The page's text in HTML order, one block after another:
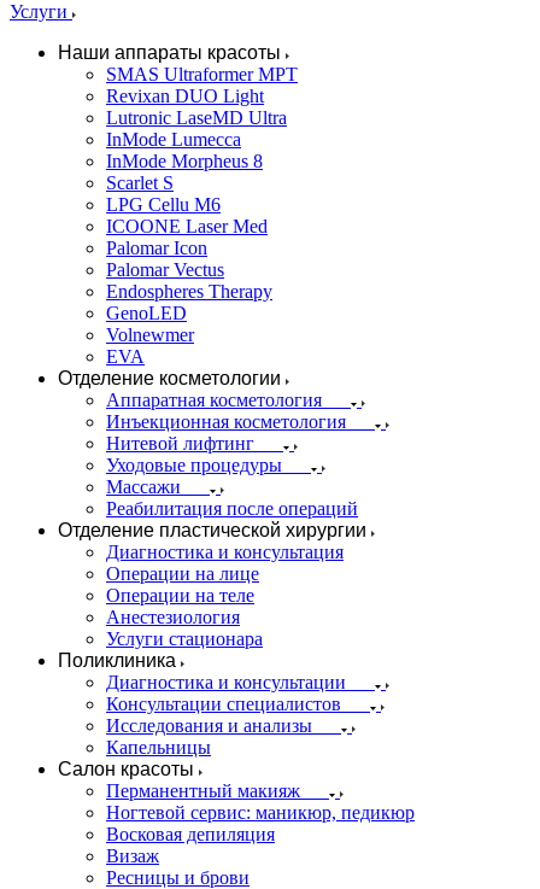
Услуги
Наши аппараты красоты
SMAS Ultraformer MPT
Revixan DUO Light
Lutronic LaseMD Ultra
InMode Lumecca
InMode Morpheus 8
Scarlet S
LPG Cellu M6
ICOONE Laser Med
Palomar Icon
Palomar Vectus
Endospheres Therapy
GenoLED
Volnewmer
EVA
Отделение косметологии
Аппаратная косметология
Инъекционная косметология
Нитевой лифтинг
Уходовые процедуры
Массажи
Реабилитация после операций
Отделение пластической хирургии
Диагностика и консультация
Операции на лице
Операции на теле
Анестезиология
Услуги стационара
Поликлиника
Диагностика и консультации
Консультации специалистов
Исследования и анализы
Капельницы
Салон красоты
Перманентный макияж
Ногтевой сервис: маникюр, педикюр
Восковая депиляция
Визаж
Ресницы и брови